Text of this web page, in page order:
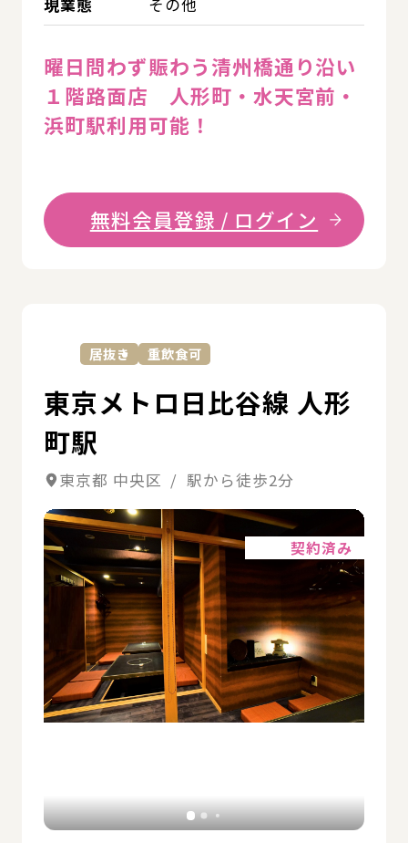
曜日問わず賑わう清州橋通り沿い
１階路面店 人形町・水天宮前・
浜町駅利用可能！
無料会員登録 / ログイン
居抜き 重飲食可
東京メトロ日比谷線 人形
町駅
東京都 中央区 / 駅から徒歩2分
契約済み